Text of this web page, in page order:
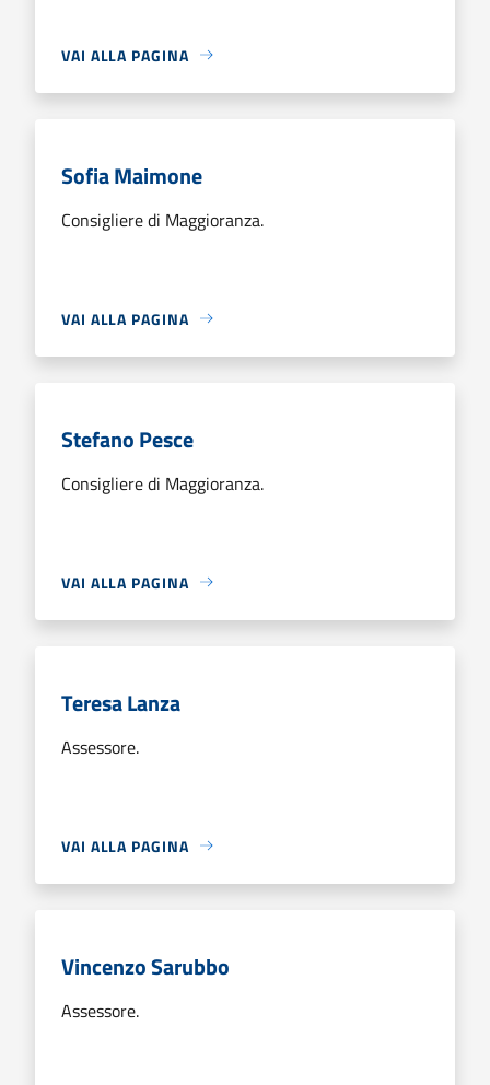
VAI ALLA PAGINA
Sofia Maimone
Consigliere di Maggioranza.
VAI ALLA PAGINA
Stefano Pesce
Consigliere di Maggioranza.
VAI ALLA PAGINA
Teresa Lanza
Assessore.
VAI ALLA PAGINA
Vincenzo Sarubbo
Assessore.